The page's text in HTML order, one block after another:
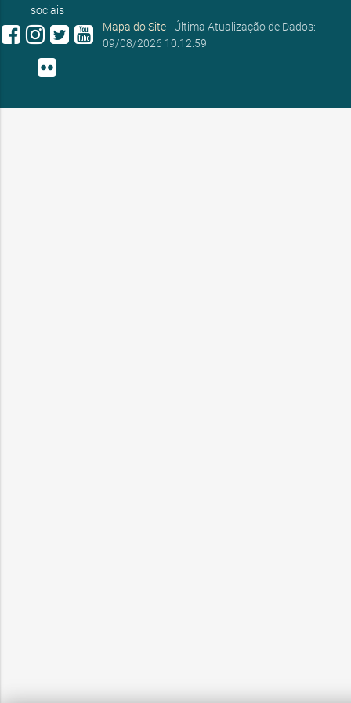
sociais
Mapa do Site- Última Atualização de Dados:
09/08/2026 10:12:59